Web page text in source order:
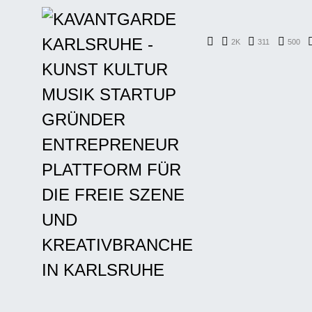
2K 311 500